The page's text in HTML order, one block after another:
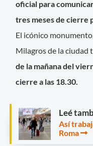
oficial para
tres meses de cierre
El icónico
Milagros de la ciudad
de la mañana del
cierre a las 18.30.
Leé
Así
Roma